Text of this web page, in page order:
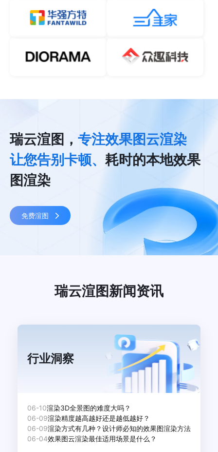
瑞云渲图， 专注效果图云渲染
让您告别卡顿、 耗时的本地效果
图渲染
免费渲图
瑞云渲图新闻资讯
行业洞察
06-10渲染3D全景图的难度大吗？
06-09渲染精度越高越好还是越低越好？
06-09渲染方式有几种？设计师必知的效果图渲染方法
06-04效果图云渲染最佳适用场景是什么？